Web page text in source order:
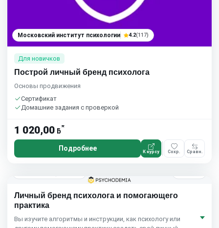
Московский институт психологии 4.2(117)
Для новичков
Построй личный бренд психолога
Основы продвижения
Сертификат
Домашние задания с проверкой
1 020,00 ƃ*
Подробнее К курсу Сохр. Сравн.
Личный бренд психолога и помогающего
практика
Вы изучите алгоритмы и инструкции, как психологу или